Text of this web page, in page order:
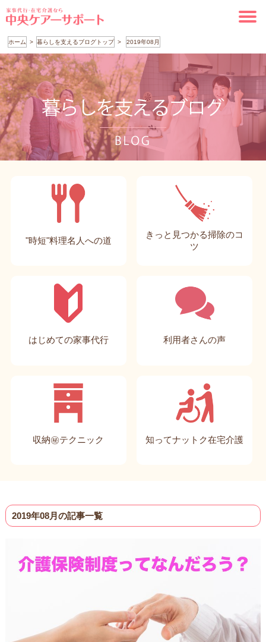
ホーム 暮らしを支えるブログトップ 2019年08月
"時短"料理名人への道
きっと見つかる掃除のコ
ツ
はじめての家事代行 利用者さんの声
収納㊙テクニック 知ってナットク在宅介護
2019年08月の記事一覧